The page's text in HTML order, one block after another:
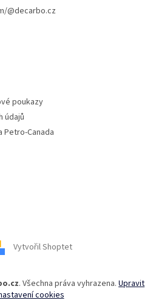
@decarbo.cz
poukazy
údajů
Petro-Canada
Vytvořil Shoptet
. Všechna práva vyhrazena. Upravit
cookies